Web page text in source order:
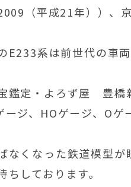
2009（平成21年））、
E233系は前世代の車
鑑定・よろず屋 豊橋
ージ、HOゲージ、Oゲ
なくなった鉄道模型が
ちしております。